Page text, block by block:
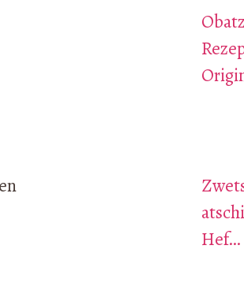
Hef…